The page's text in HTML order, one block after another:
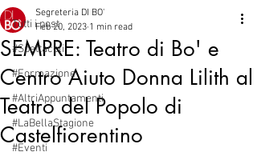
Tutti i post
#Spettacoli
#Formazione
#AltriAppuntamenti
#LaBellaStagione
#Eventi
SEMPRE: Teatro di Bo' e
Centro Aiuto Donna Lilith al
Teatro del Popolo di
Castelfiorentino
Segreteria DI BO'
Feb 20, 2023 1 min read